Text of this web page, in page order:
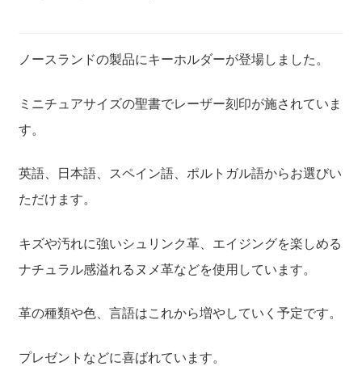
書籍カバー
パンフレット・カード入れ
ブログ
会員ページ
お買い物カゴ
ノースランドの製品にキーホルダーが登場しました。
ミニチュアサイズの聖書でレーザー刻印が施されていま
す。
英語、日本語、スペイン語、ポルトガル語からお選びい
ただけます。
キズや汚れに強いシュリンク革、エイジングを楽しめる
ナチュラル感溢れるヌメ革などを使用しています。
革の種類や色、言語はこれから増やしていく予定です。
プレゼントなどに喜ばれています。